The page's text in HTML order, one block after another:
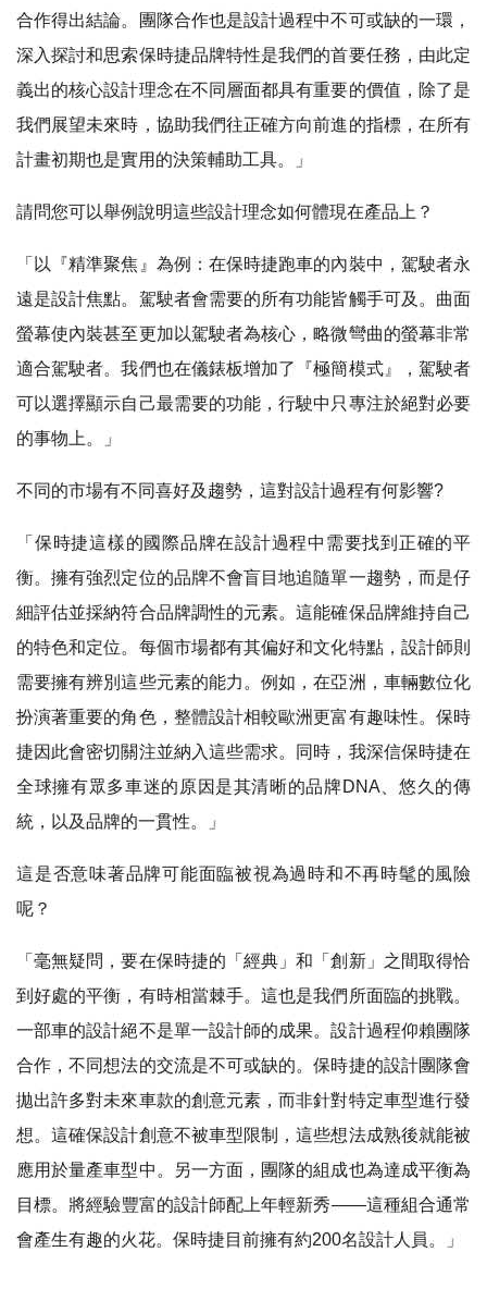
合作得出結論。團隊合作也是設計過程中不可或缺的一環，
深入探討和思索保時捷品牌特性是我們的首要任務，由此定
義出的核心設計理念在不同層面都具有重要的價值，除了是
我們展望未來時，協助我們往正確方向前進的指標，在所有
計畫初期也是實用的決策輔助工具。」
請問您可以舉例說明這些設計理念如何體現在產品上？
「以『精準聚焦』為例：在保時捷跑車的內裝中，駕駛者永
遠是設計焦點。駕駛者會需要的所有功能皆觸手可及。曲面
螢幕使內裝甚至更加以駕駛者為核心，略微彎曲的螢幕非常
適合駕駛者。我們也在儀錶板增加了『極簡模式』，駕駛者
可以選擇顯示自己最需要的功能，行駛中只專注於絕對必要
的事物上。」
不同的市場有不同喜好及趨勢，這對設計過程有何影響?
「保時捷這樣的國際品牌在設計過程中需要找到正確的平
衡。擁有強烈定位的品牌不會盲目地追隨單一趨勢，而是仔
細評估並採納符合品牌調性的元素。這能確保品牌維持自己
的特色和定位。每個市場都有其偏好和文化特點，設計師則
需要擁有辨別這些元素的能力。例如，在亞洲，車輛數位化
扮演著重要的角色，整體設計相較歐洲更富有趣味性。保時
捷因此會密切關注並納入這些需求。同時，我深信保時捷在
全球擁有眾多車迷的原因是其清晰的品牌DNA、悠久的傳
統，以及品牌的一貫性。」
這是否意味著品牌可能面臨被視為過時和不再時髦的風險
呢？
「毫無疑問，要在保時捷的「經典」和「創新」之間取得恰
到好處的平衡，有時相當棘手。這也是我們所面臨的挑戰。
一部車的設計絕不是單一設計師的成果。設計過程仰賴團隊
合作，不同想法的交流是不可或缺的。保時捷的設計團隊會
拋出許多對未來車款的創意元素，而非針對特定車型進行發
想。這確保設計創意不被車型限制，這些想法成熟後就能被
應用於量產車型中。另一方面，團隊的組成也為達成平衡為
目標。將經驗豐富的設計師配上年輕新秀——這種組合通常
會產生有趣的火花。保時捷目前擁有約200名設計人員。」